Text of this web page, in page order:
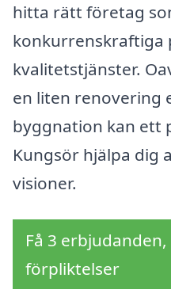
hitta rätt företag
konkurrenskraftiga
kvalitetstjänster.
en liten renovering
byggnation kan ett
Kungsör hjälpa dig
visioner.
Få 3
förpliktelser